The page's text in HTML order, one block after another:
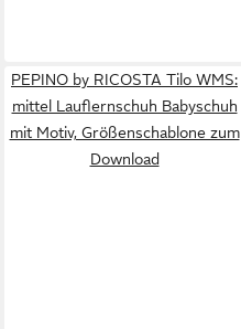
PEPINO by RICOSTA Tilo WMS:
mittel Lauflernschuh Babyschuh
mit Motiv, Größenschablone zum
Download